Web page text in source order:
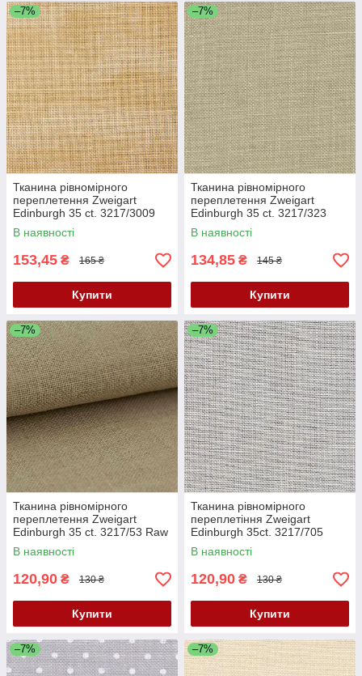
–7%
Тканина рівномірного
переплетення Zweigart
Edinburgh 35 ct. 3217/3009
Vintage Country Mocha
(Мокко неоднотонный)
В наявності
153,45 ₴ 165 ₴
Купити
–7%
Тканина рівномірного
переплетення Zweigart
Edinburgh 35 ct. 3217/323
Summer Khaki (Літній хакі)
В наявності
134,85 ₴ 145 ₴
Купити
–7%
Тканина рівномірного
переплетення Zweigart
Edinburgh 35 ct. 3217/53 Raw
Linen (колір сирого льону)
В наявності
120,90 ₴ 130 ₴
Купити
–7%
Тканина рівномірного
переплетіння Zweigart
Edinburgh 35ct. 3217/705
Pearl Gray (Перлинний сірий)
В наявності
120,90 ₴ 130 ₴
Купити
–7% –7%